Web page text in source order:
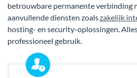
betrouwbare permanente verbinding
aanvullende diensten zoalszakelijk
hosting- en security-oplossingen.
professioneel gebruik.